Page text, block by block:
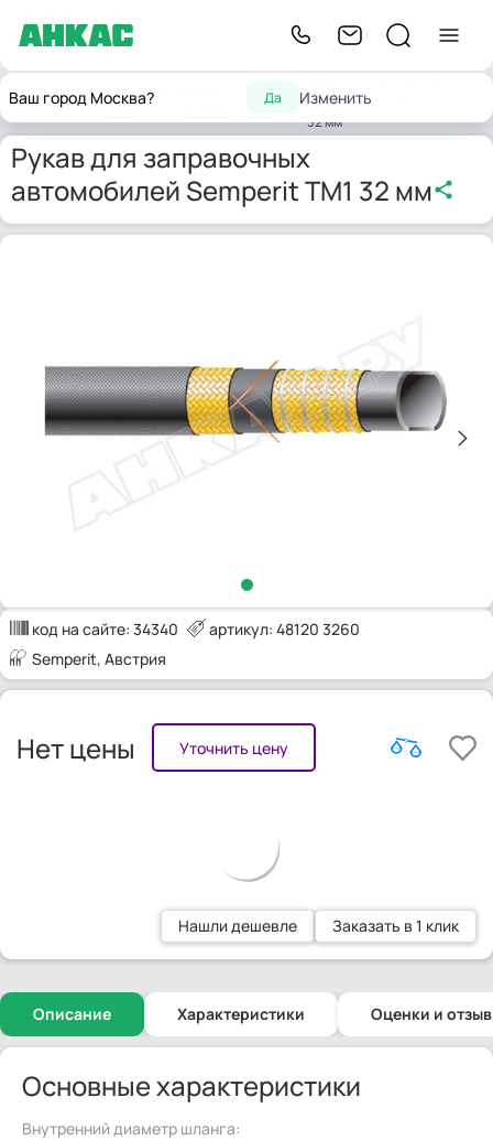
Ваш город Москва? Да Изменить
ГлавнаяРезиновые
автомобилей Semperit TM1
32 мм
Рукав для заправочных
автомобилей Semperit TM1 32 мм
код на сайте: 34340
артикул: 48120 3260
Semperit, Австрия
Нет цены Уточнить цену
Нашли дешевле Заказать в 1 клик
Описание Характеристики Оценки и
Основные характеристики
Внутренний диаметр шланга: